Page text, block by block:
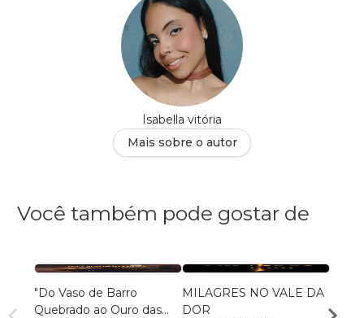
Isabella vitória
Mais sobre o autor
Você também pode gostar de
"Do Vaso de Barro
Quebrado ao Ouro das
MILAGRES NO VALE DA
DOR